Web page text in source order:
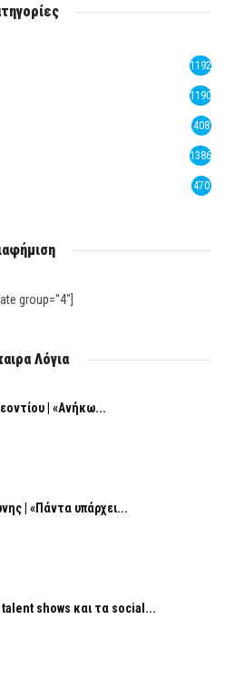
1192
1190
408
1386
470
group="4"]
Λόγια
| «Ανήκω...
| «Πάντα υπάρχει...
talent shows και τα social...